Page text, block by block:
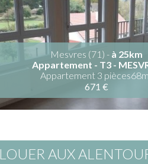
Mesvres (71) - à 25km
Appartement - T3 -
Appartement 3 pièces68m
671 €
LOUER AUX